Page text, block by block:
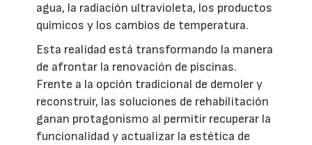
agua, la radiación ultravioleta, los productos
químicos y los cambios de temperatura.
Esta realidad está transformando la manera
de afrontar la renovación de piscinas.
Frente a la opción tradicional de demoler y
reconstruir, las soluciones de rehabilitación
ganan protagonismo al permitir recuperar la
funcionalidad y actualizar la estética de